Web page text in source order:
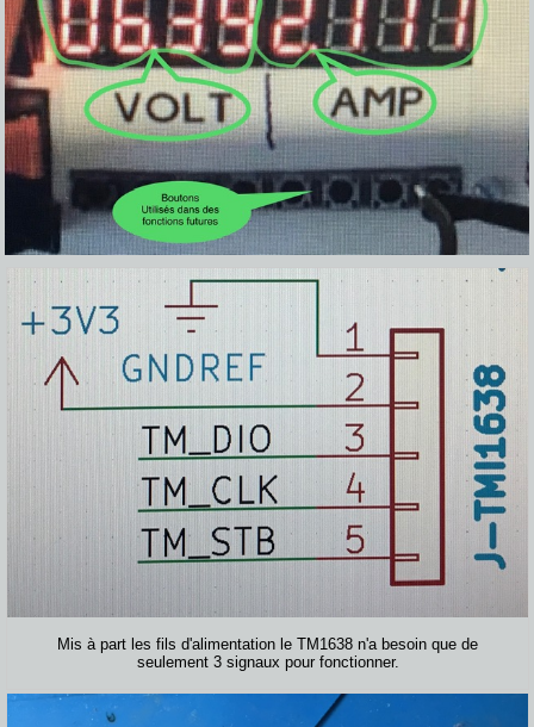
Mis à part les fils d'alimentation le TM1638 n'a besoin que de
seulement 3 signaux pour fonctionner.